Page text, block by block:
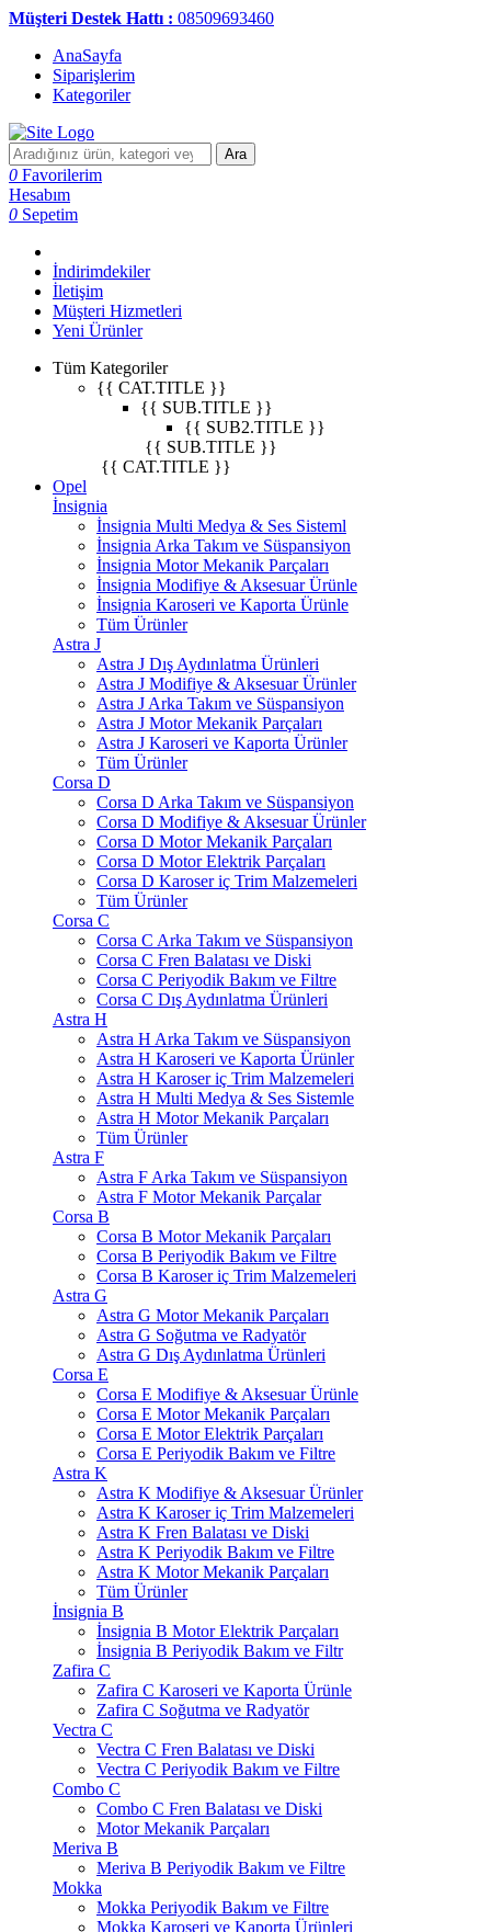
Müşteri Destek Hattı : 08509693460
AnaSayfa
Siparişlerim
Kategoriler
Ara
0 Favorilerim
Hesabım
0 Sepetim
İndirimdekiler
İletişim
Müşteri Hizmetleri
Yeni Ürünler
Tüm Kategoriler
{{ CAT.TITLE }}
{{ SUB.TITLE }}
{{ SUB2.TITLE }}
{{ SUB.TITLE }}
{{ CAT.TITLE }}
Opel
İnsignia
İnsignia Multi Medya & Ses Sisteml
İnsignia Arka Takım ve Süspansiyon
İnsignia Motor Mekanik Parçaları
İnsignia Modifiye & Aksesuar Ürünle
İnsignia Karoseri ve Kaporta Ürünle
Tüm Ürünler
Astra J
Astra J Dış Aydınlatma Ürünleri
Astra J Modifiye & Aksesuar Ürünler
Astra J Arka Takım ve Süspansiyon
Astra J Motor Mekanik Parçaları
Astra J Karoseri ve Kaporta Ürünler
Tüm Ürünler
Corsa D
Corsa D Arka Takım ve Süspansiyon
Corsa D Modifiye & Aksesuar Ürünler
Corsa D Motor Mekanik Parçaları
Corsa D Motor Elektrik Parçaları
Corsa D Karoser iç Trim Malzemeleri
Tüm Ürünler
Corsa C
Corsa C Arka Takım ve Süspansiyon
Corsa C Fren Balatası ve Diski
Corsa C Periyodik Bakım ve Filtre
Corsa C Dış Aydınlatma Ürünleri
Astra H
Astra H Arka Takım ve Süspansiyon
Astra H Karoseri ve Kaporta Ürünler
Astra H Karoser iç Trim Malzemeleri
Astra H Multi Medya & Ses Sistemle
Astra H Motor Mekanik Parçaları
Tüm Ürünler
Astra F
Astra F Arka Takım ve Süspansiyon
Astra F Motor Mekanik Parçalar
Corsa B
Corsa B Motor Mekanik Parçaları
Corsa B Periyodik Bakım ve Filtre
Corsa B Karoser iç Trim Malzemeleri
Astra G
Astra G Motor Mekanik Parçaları
Astra G Soğutma ve Radyatör
Astra G Dış Aydınlatma Ürünleri
Corsa E
Corsa E Modifiye & Aksesuar Ürünle
Corsa E Motor Mekanik Parçaları
Corsa E Motor Elektrik Parçaları
Corsa E Periyodik Bakım ve Filtre
Astra K
Astra K Modifiye & Aksesuar Ürünler
Astra K Karoser iç Trim Malzemeleri
Astra K Fren Balatası ve Diski
Astra K Periyodik Bakım ve Filtre
Astra K Motor Mekanik Parçaları
Tüm Ürünler
İnsignia B
İnsignia B Motor Elektrik Parçaları
İnsignia B Periyodik Bakım ve Filtr
Zafira C
Zafira C Karoseri ve Kaporta Ürünle
Zafira C Soğutma ve Radyatör
Vectra C
Vectra C Fren Balatası ve Diski
Vectra C Periyodik Bakım ve Filtre
Combo C
Combo C Fren Balatası ve Diski
Motor Mekanik Parçaları
Meriva B
Meriva B Periyodik Bakım ve Filtre
Mokka
Mokka Periyodik Bakım ve Filtre
Mokka Karoseri ve Kaporta Ürünleri